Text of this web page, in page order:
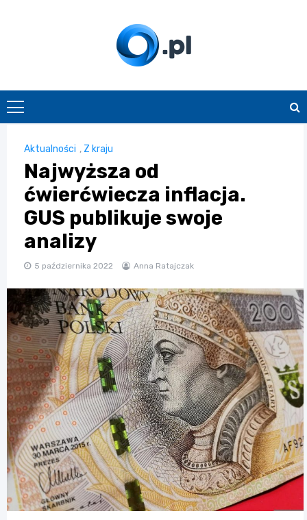
O.pl
Aktualności , Z kraju
Najwyższa od
ćwierćwiecza inflacja.
GUS publikuje swoje
analizy
5 października 2022 Anna Ratajczak